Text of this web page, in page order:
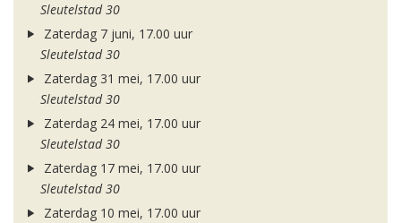
Sleutelstad 30
Zaterdag 7 juni, 17.00 uur
Sleutelstad 30
Zaterdag 31 mei, 17.00 uur
Sleutelstad 30
Zaterdag 24 mei, 17.00 uur
Sleutelstad 30
Zaterdag 17 mei, 17.00 uur
Sleutelstad 30
Zaterdag 10 mei, 17.00 uur